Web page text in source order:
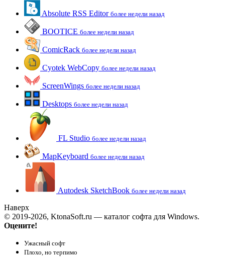
Absolute RSS Editor более недели назад
BOOTICE более недели назад
ComicRack более недели назад
Cyotek WebCopy более недели назад
ScreenWings более недели назад
Desktops более недели назад
FL Studio более недели назад
MapKeyboard более недели назад
Autodesk SketchBook более недели назад
Наверх
© 2019-2026, KtonaSoft.ru — каталог софта для Windows.
Оцените!
Ужасный софт
Плохо, но терпимо